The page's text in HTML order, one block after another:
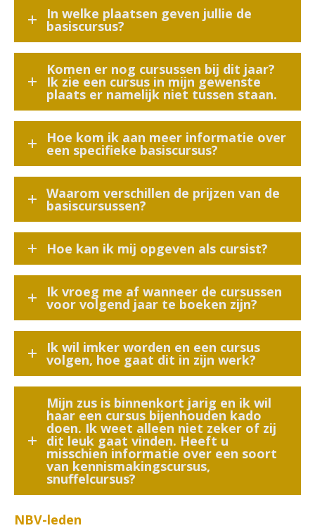
In welke plaatsen geven jullie de
basiscursus?
Komen er nog cursussen bij dit jaar?
Ik zie een cursus in mijn gewenste
plaats er namelijk niet tussen staan.
Hoe kom ik aan meer informatie over
een specifieke basiscursus?
Waarom verschillen de prijzen van de
basiscursussen?
Hoe kan ik mij opgeven als cursist?
Ik vroeg me af wanneer de cursussen
voor volgend jaar te boeken zijn?
Ik wil imker worden en een cursus
volgen, hoe gaat dit in zijn werk?
Mijn zus is binnenkort jarig en ik wil
haar een cursus bijenhouden kado
doen. Ik weet alleen niet zeker of zij
dit leuk gaat vinden. Heeft u
misschien informatie over een soort
van kennismakingscursus,
snuffelcursus?
NBV-leden